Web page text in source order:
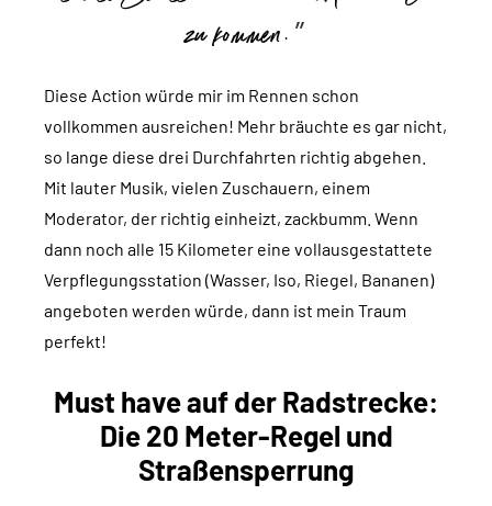
zu kommen.
Diese Action würde mir im Rennen schon
vollkommen ausreichen! Mehr bräuchte es gar nicht,
so lange diese drei Durchfahrten richtig abgehen.
Mit lauter Musik, vielen Zuschauern, einem
Moderator, der richtig einheizt, zackbumm. Wenn
dann noch alle 15 Kilometer eine vollausgestattete
Verpflegungsstation (Wasser, Iso, Riegel, Bananen)
angeboten werden würde, dann ist mein Traum
perfekt!
Must have auf der Radstrecke:
Die 20 Meter-Regel und
Straßensperrung